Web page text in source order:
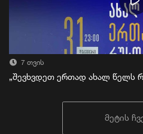
7 თვის
„შევხვდეთ ერთად ახალ წელს
მეტის